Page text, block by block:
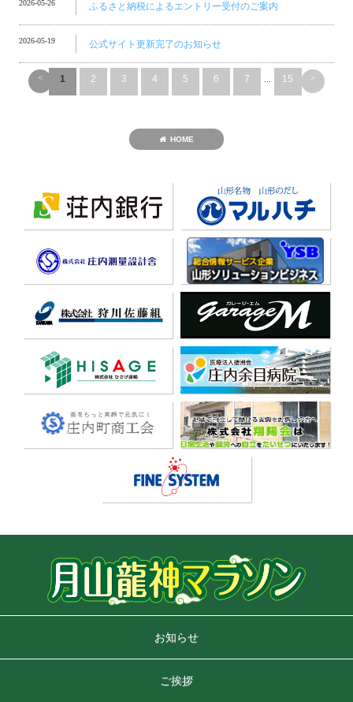
2026-05-26 ふるさと納税によるエントリー受付のご案内
2026-05-19 公式サイト更新完了のお知らせ
< 1 2 3 4 5 6 7 ... 15 >
HOME
お知らせ
ご挨拶